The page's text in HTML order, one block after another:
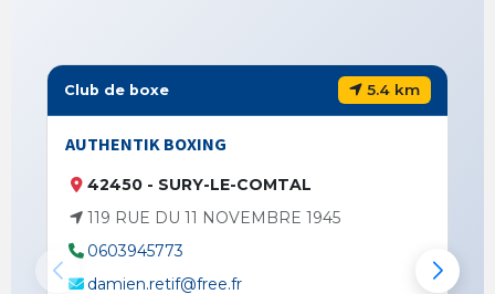
Club de boxe 5.4 km
AUTHENTIK BOXING
42450 - SURY-LE-COMTAL
119 RUE DU 11 NOVEMBRE 1945
0603945773
damien.retif@free.fr